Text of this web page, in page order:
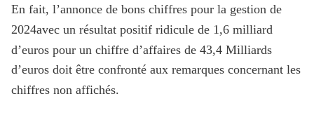
En fait, l’annonce de bons chiffres pour la gestion de
2024avec un résultat positif ridicule de 1,6 milliard
d’euros pour un chiffre d’affaires de 43,4 Milliards
d’euros doit être confronté aux remarques concernant les
chiffres non affichés.